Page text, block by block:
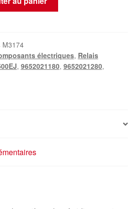
M3174
électriques, Relais
, 9652021180, 9652021280,